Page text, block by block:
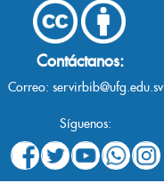
Contáctanos:
Correo: servirbib@ufg.edu.sv
Síguenos: